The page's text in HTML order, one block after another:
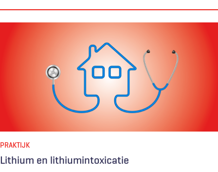
Lithium en lithiumintoxicatie
PRAKTIJK